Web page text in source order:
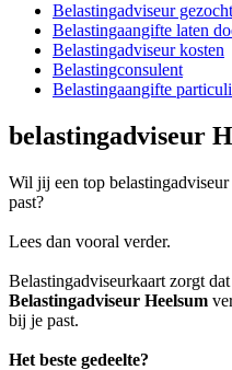
Belastingadviseur gezocht
Belastingaangifte laten
Belastingadviseur kosten
Belastingconsulent
Belastingaangifte
belastingadviseur
Wil jij een top
past?
Lees dan vooral verder.
Belastingadviseurkaart zorgt
Belastingadviseur Heelsum
bij je past.
Het beste gedeelte?